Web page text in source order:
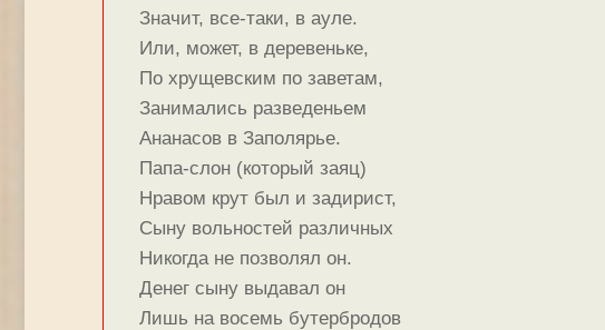
Значит, все-таки, в ауле.
Или, может, в деревеньке,
По хрущевским по заветам,
Занимались разведеньем
Ананасов в Заполярье.
Папа-слон (который заяц)
Нравом крут был и задирист,
Сыну вольностей различных
Никогда не позволял он.
Денег сыну выдавал он
Лишь на восемь бутербродов